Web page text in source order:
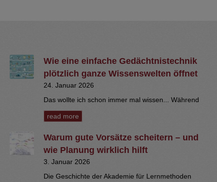
Wie eine einfache Gedächtnistechnik
plötzlich ganze Wissenswelten öffnet
24. Januar 2026
Das wollte ich schon immer mal wissen... Während
read more
Warum gute Vorsätze scheitern – und
wie Planung wirklich hilft
3. Januar 2026
Die Geschichte der Akademie für Lernmethoden